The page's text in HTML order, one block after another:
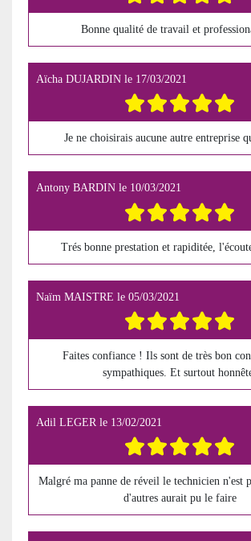
Bonne qualité de travail et
Aïcha DUJARDIN le 17/03/2021
Je ne choisirais aucune autre entreprise
Antony BARDIN le 10/03/2021
Trés bonne prestation et rapiditée,
Naïm MAISTRE le 05/03/2021
Faites confiance ! Ils sont de très bon
sympathiques. Et surtout
Adil LEGER le 13/02/2021
Malgré ma panne de réveil le technicien n'est
d'autres aurait pu le faire